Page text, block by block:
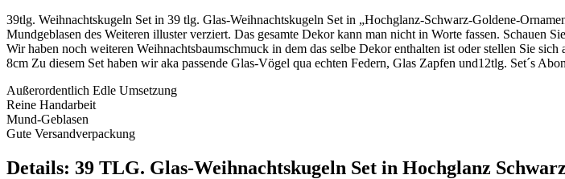
39tlg. Weihnachtskugeln Set in 39 tlg. Glas-Weihnachtskugeln Set in „Hochglanz-Schwarz-Goldene-
Mundgeblasen des Weiteren illuster verziert. Das gesamte Dekor kann man nicht in Worte fassen. Schauen
Wir haben noch weiteren Weihnachtsbaumschmuck in dem das selbe Dekor enthalten ist oder stellen Sie
8cm Zu diesem Set haben wir aka passende Glas-Vögel qua echten Federn, Glas Zapfen und12tlg. Set´s
Außerordentlich Edle Umsetzung
Reine Handarbeit
Mund-Geblasen
Gute Versandverpackung
Details: 39 TLG. Glas-Weihnachtskugeln Set in Hochglanz